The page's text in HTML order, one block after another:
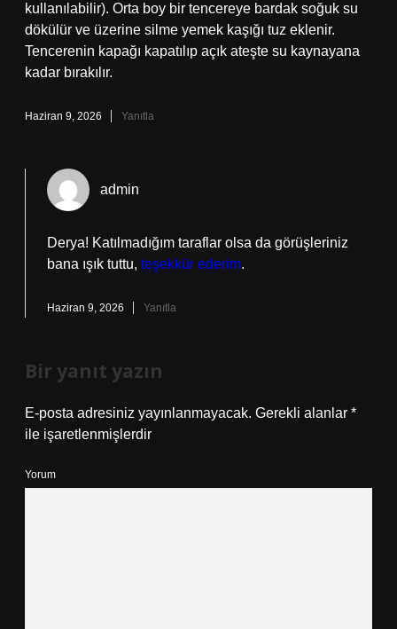
kullanılabilir). Orta boy bir tencereye bardak soğuk su
dökülür ve üzerine silme yemek kaşığı tuz eklenir.
Tencerenin kapağı kapatılıp açık ateşte su kaynayana
kadar bırakılır.
Haziran 9, 2026 Yanıtla
admin
Derya! Katılmadığım taraflar olsa da görüşleriniz
bana ışık tuttu, teşekkür ederim.
Haziran 9, 2026 Yanıtla
Bir yanıt yazın
E-posta adresiniz yayınlanmayacak. Gerekli alanlar *
ile işaretlenmişlerdir
Yorum